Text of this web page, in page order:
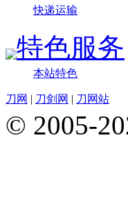
快递运输
特色服务
本站特色
刀网 | 刀剑网 | 刀网站
© 2005-